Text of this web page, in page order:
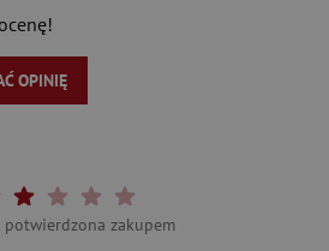
OPINIĘ
Twoja ocena: Arcydzieło
Twoja ocena: Wybitna 9/10"
Twoja ocena: Rewelacyjna 8/10"
Twoja ocena: Bardzo dobra 7/10"
ocena: Dobra 6/10"
Przeciętna 5/10"
Może być 4/10"
3/10"
słaba 2/10"
1/10"
zakupem